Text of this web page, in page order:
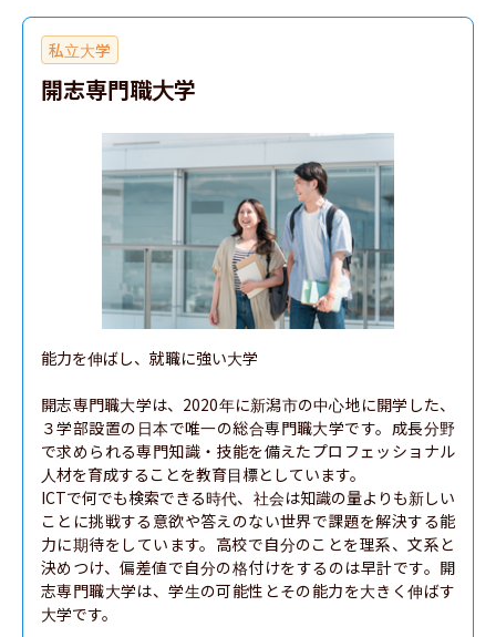
私立大学
開志専門職大学
能力を伸ばし、就職に強い大学
開志専門職大学は、2020年に新潟市の中心地に開学した、
３学部設置の日本で唯一の総合専門職大学です。成長分野
で求められる専門知識・技能を備えたプロフェッショナル
人材を育成することを教育目標としています。
ICTで何でも検索できる時代、社会は知識の量よりも新しい
ことに挑戦する意欲や答えのない世界で課題を解決する能
力に期待をしています。高校で自分のことを理系、文系と
決めつけ、偏差値で自分の格付けをするのは早計です。開
志専門職大学は、学生の可能性とその能力を大きく伸ばす
大学です。